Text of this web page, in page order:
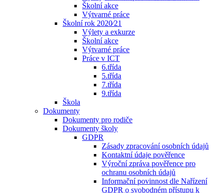
Školní akce
Výtvarné práce
Školní rok 2020⁄21
Výlety a exkurze
Školní akce
Výtvarné práce
Práce v ICT
6.třída
5.třída
7.třída
9.třída
Škola
Dokumenty
Dokumenty pro rodiče
Dokumenty školy
GDPR
Zásady zpracování osobních údajů
Kontaktní údaje pověřence
Výroční zpráva pověřence pro
ochranu osobních údajů
Informační povinnost dle Nařízení
GDPR o svobodném přístupu k